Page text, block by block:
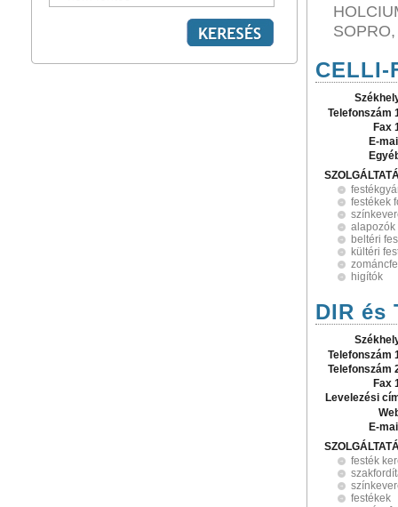
CELLI-
Telefonszám
Fax
E-
festékek
alapozók
beltéri
kültéri
higítók
DIR és
Telefonszám
Telefonszám
Fax
Levelezési
E-
festék
festékek